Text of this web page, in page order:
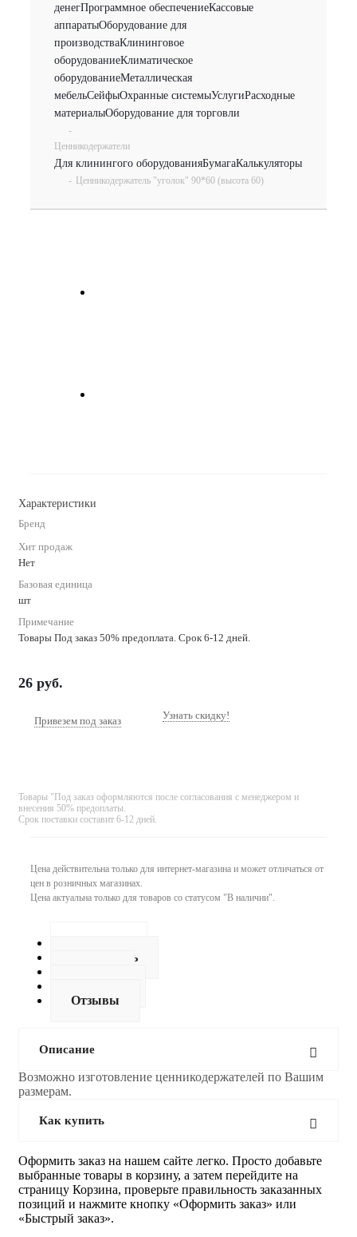
денегПрограммное обеспечениеКассовые
аппаратыОборудование для
производстваКлининговое
оборудованиеКлиматическое
оборудованиеМеталлическая
мебельСейфыОхранные системыУслугиРасходные
материалыОборудование для торговли
-
Ценникодержатели
Для клинингого оборудованияБумагаКалькуляторы
- Ценникодержатель "уголок" 90*60 (высота 60)
Характеристики
Бренд
Хит продаж
Нет
Базовая единица
шт
Примечание
Товары Под заказ 50% предоплата. Срок 6-12 дней.
26 руб.
Привезем под заказ Узнать скидку!
Товары "Под заказ оформляются после согласования с менеджером и
внесения 50% предоплаты.
Срок поставки составит 6-12 дней.
Цена действительна только для интернет-магазина и может отличаться от
цен в розничных магазинах.
Цена актуальна только для товаров со статусом "В наличии".
Как купить
Отзывы
Описание
Возможно изготовление ценникодержателей по Вашим
размерам.
Как купить
Оформить заказ на нашем сайте легко. Просто добавьте
выбранные товары в корзину, а затем перейдите на
страницу Корзина, проверьте правильность заказанных
позиций и нажмите кнопку «Оформить заказ» или
«Быстрый заказ».